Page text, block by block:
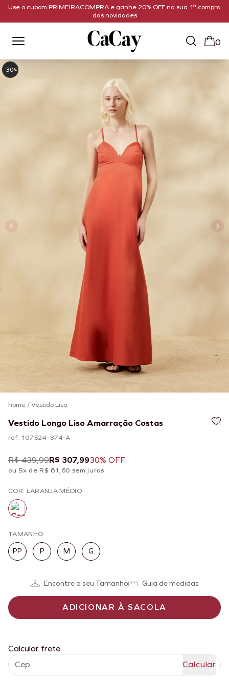
Use o cupom PRIMEIRACOMPRA e ganhe 20% OFF na sua 1ª compra
das novidades
0
-30%
home/Vestido Liso
Vestido Longo Liso Amarração Costas
ref: 107524-374-A
R$ 439,99R$ 307,9930% OFF
ou 5x de R$ 61,60 sem juros
COR: LARANJA MÉDIO
TAMANHO
PP P M G
Encontre o seu Tamanho Guia de medidas
ADICIONAR À SACOLA
Calcular frete